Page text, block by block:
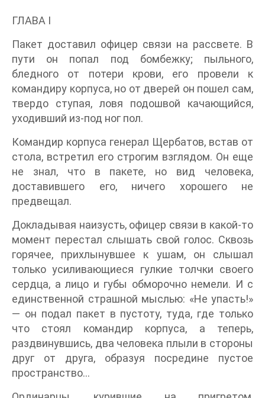
ГЛАВА I
Пакет доставил офицер связи на рассвете. В
пути он попал под бомбежку; пыльного,
бледного от потери крови, его провели к
командиру корпуса, но от дверей он пошел сам,
твердо ступая, ловя подошвой качающийся,
уходивший из-под ног пол.
Командир корпуса генерал Щербатов, встав от
стола, встретил его строгим взглядом. Он еще
не знал, что в пакете, но вид человека,
доставившего его, ничего хорошего не
предвещал.
Докладывая наизусть, офицер связи в какой-то
момент перестал слышать свой голос. Сквозь
горячее, прихлынувшее к ушам, он слышал
только усиливающиеся гулкие толчки своего
сердца, а лицо и губы обморочно немели. И с
единственной страшной мыслью: «Не упасть!»
— он подал пакет в пустоту, туда, где только
что стоял командир корпуса, а теперь,
раздвинувшись, два человека плыли в стороны
друг от друга, образуя посредине пустое
пространство…